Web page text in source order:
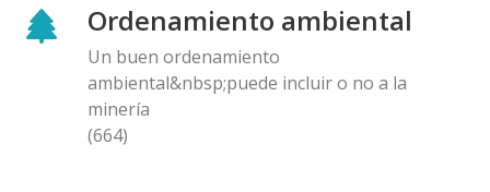
Ordenamiento ambiental
Un buen ordenamiento
ambiental&nbsp;puede incluir o no a la
minería
(664)